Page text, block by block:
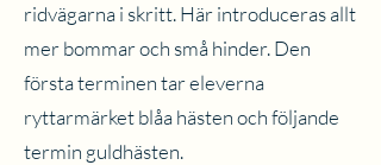
ridvägarna i skritt. Här introduceras allt
mer bommar och små hinder. Den
första terminen tar eleverna
ryttarmärket blåa hästen och följande
termin guldhästen.